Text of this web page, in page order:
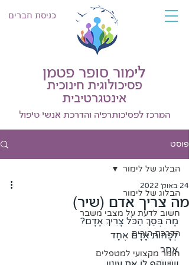
לימור סופר פטמן
פסיכולוגית חינוכית
אינטגרטיבית
המרכז לפסיכותרפיה והדרכת אנשי טיפול
כניסת חברים
פוסט
הבלוג של לימור
חשוב לדעת על מצבי משבר
הדרכת הורים
חומר מקצועי למטפלים
הבלוג של לימור
מה צריך אדם (שיר)
24 באוק׳ 2022
מָה בְּסַךְ הַכֹּל צָרִיךְ אָדָם?
לְפָחוֹת אָדָם אֶחָד
אַחֵר